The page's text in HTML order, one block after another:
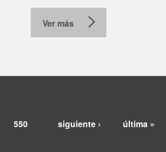
Ver más
550 siguiente › última »